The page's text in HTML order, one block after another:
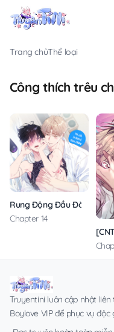
Trang chủThể loại
Công thích trêu
Rung Động Đầu Đời
Chapter 14
Truyentini luôn cập nhật
Boylove VIP để phục vụ độc